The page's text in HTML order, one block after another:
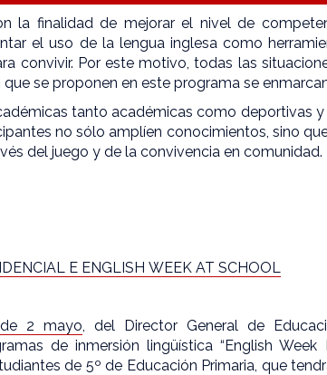
la finalidad de mejorar el nivel de
el uso de la lengua inglesa como
convivir. Por este motivo, todas las
se proponen en este programa se
tanto académicas como deportivas
no sólo amplíen conocimientos, sino
del juego y de la convivencia en comunidad.
E ENGLISH WEEK AT SCHOOL
de 2 mayo, del Director General de
de inmersión lingüística “English Week
de 5º de Educación Primaria, que